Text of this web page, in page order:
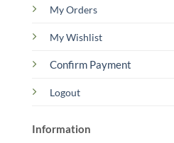
My Orders
My Wishlist
Confirm Payment
Logout
Information